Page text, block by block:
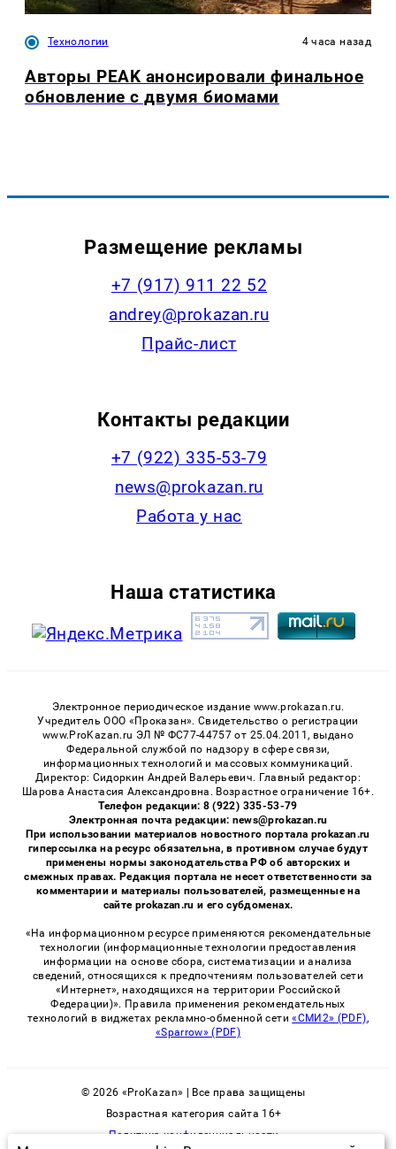
Технологии 4 часа назад
Авторы PEAK анонсировали финальное
обновление с двумя биомами
Размещение рекламы
+7 (917) 911 22 52
andrey@prokazan.ru
Прайс-лист
Контакты редакции
+7 (922) 335-53-79
news@prokazan.ru
Работа у нас
Наша статистика
Электронное периодическое издание www.prokazan.ru.
Учредитель ООО «Проказан». Cвидетельство о регистрации
www.ProKazan.ru ЭЛ № ФС77-44757 от 25.04.2011, выдано
Федеральной службой по надзору в сфере связи,
информационных технологий и массовых коммуникаций.
Директор: Сидоркин Андрей Валерьевич. Главный редактор:
Шарова Анастасия Александровна. Возрастное ограничение 16+.
Телефон редакции: 8 (922) 335-53-79
Электронная почта редакции: news@prokazan.ru
При использовании материалов новостного портала prokazan.ru
гиперссылка на ресурс обязательна, в противном случае будут
применены нормы законодательства РФ об авторских и
смежных правах. Редакция портала не несет ответственности за
комментарии и материалы пользователей, размещенные на
сайте prokazan.ru и его субдоменах.
«На информационном ресурсе применяются рекомендательные
технологии (информационные технологии предоставления
информации на основе сбора, систематизации и анализа
сведений, относящихся к предпочтениям пользователей сети
«Интернет», находящихся на территории Российской
Федерации)». Правила применения рекомендательных
технологий в виджетах рекламно-обменной сети«СМИ2» (PDF),
«Sparrow» (PDF)
© 2026 «ProKazan» | Все права защищены
Возрастная категория сайта 16+
Политика конфиденциальности